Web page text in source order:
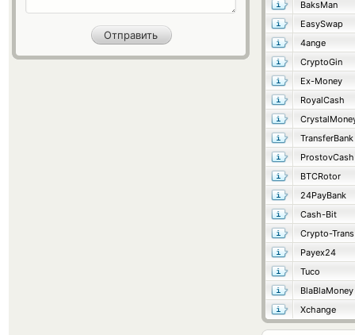
BaksMan
EasySwap
4ange
CryptoGin
Ex-Money
RoyalCash
TransferBank
ProstovCash
BTCRotor
24PayBank
Cash-Bit
Crypto-Trans
Payex24
Tuco
BlaBlaMoney
Xchange